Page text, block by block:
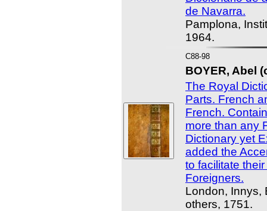
de Navarra.
Pamplona,
1964.
C88-98
BOYER, Abel
The Royal
Parts. French
French.
more than any
Dictionary yet
added the
to facilitate
Foreigners.
London, Innys,
others, 1751.